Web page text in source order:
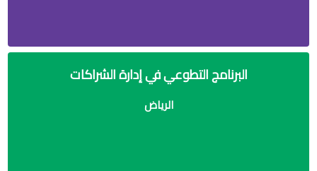
البرنامج التطوعي في إدارة الشراكات
الرياض